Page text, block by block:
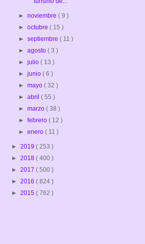
►noviembre( 9 )
►octubre( 15 )
►septiembre( 11 )
►agosto( 3 )
►julio( 13 )
►junio( 6 )
►mayo( 32 )
►abril( 55 )
►marzo( 38 )
►febrero( 12 )
►enero( 11 )
► 2019 ( 253 )
► 2018 ( 400 )
► 2017 ( 500 )
► 2016 ( 824 )
► 2015 ( 762 )